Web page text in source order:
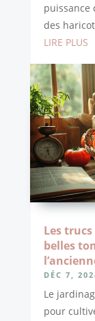
puissance
des
LIRE PLUS
Les
belles
DÉC 7,
Le
pour